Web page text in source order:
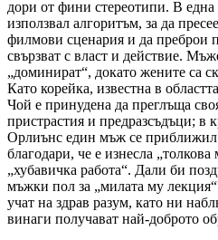
дори от фини стереотипи. В една
използвал алгоритъм, за да
филмови сценария и да преброи
свързват с власт и действие.
„доминират“, докато жените са
Като корейка, известна в
Чой е принудена да преглъща
пристрастия и предразсъдъци; в
Орлиънс един мъж се приближил
благодари, че е изнесла
„хубавичка работа“. Дали би
мъжки пол за „милата му
учат на здрав разум, като ни
винаги получават най-доброто